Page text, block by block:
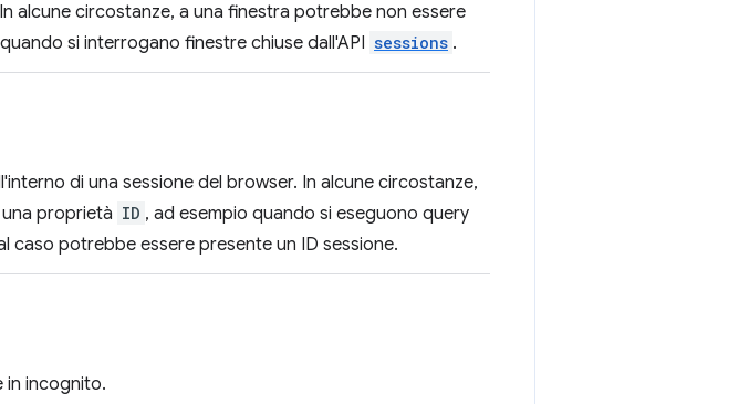
alcune circostanze, a una finestra potrebbe non essere
si interrogano finestre chiuse dall'API sessions .
di una sessione del browser. In alcune circostanze,
proprietà ID , ad esempio quando si eseguono query
caso potrebbe essere presente un ID sessione.
in incognito.